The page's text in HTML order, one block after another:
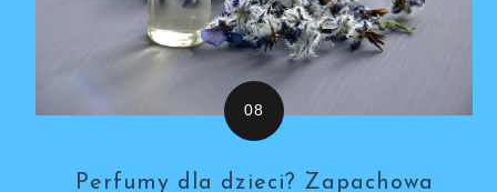
Perfumy dla dzieci? Zapachowa